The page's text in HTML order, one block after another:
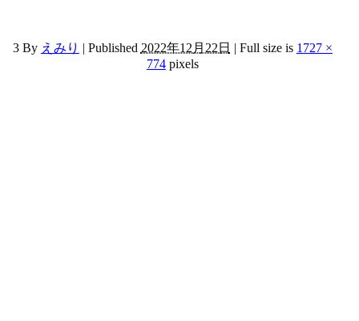
3 By えみり | Published 2022年12月22日 | Full size is 1727 ×
774pixels